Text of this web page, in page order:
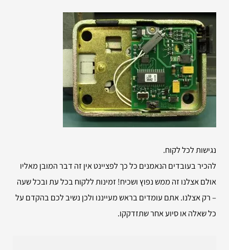
נגישות לכל לקוח.
להכיר בעובדים הנאמנים כל כך לפציינט אין זה דבר המובן מאליו
אולם אצלנו זה ממש נפוץ ושכיח! זמינות ללקוח בכל עת ובכל שעה
– רק אצלנו. אתם עומדים בראש מעייננו ולכן נשיב לכם בהקדם על
כל שאלה או סיוע אחר שתזדקקו.